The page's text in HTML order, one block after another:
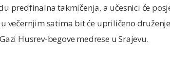
predfinalna takmičenja, a učesnici će
večernjim satima bit će upriličeno
Husrev-begove medrese u Srajevu.